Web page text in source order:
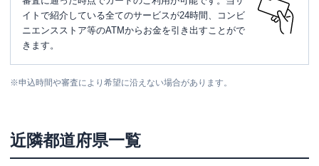
イトで紹介している全てのサービスが24時間、コンビ
ニエンスストア等のATMからお金を引き出すことがで
きます。
※申込時間や審査により希望に沿えない場合があります。
近隣都道府県一覧